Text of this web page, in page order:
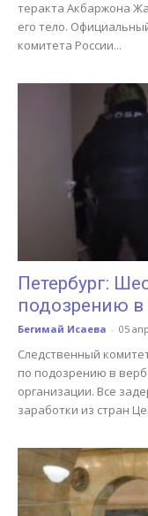
теракта Акбаржона
его тело.
комитета России...
Петербург:
подозрению в
Бегимай Исаева - 05
Следственный
по подозрению в
организации. Все
заработки из стран